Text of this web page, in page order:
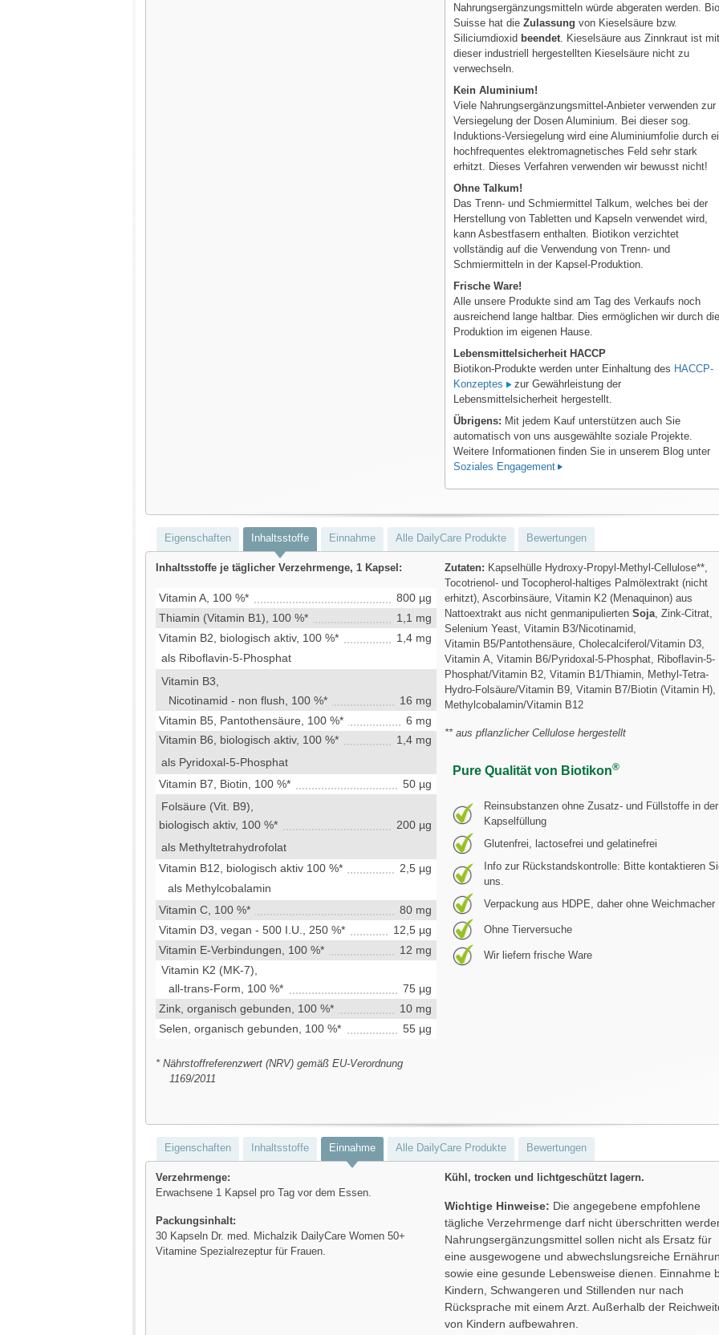
Nahrungsergänzungsmitteln würde abgeraten werden.
Suisse hat dieZulassung von Kieselsäure bzw.
Siliciumdioxid beendet. Kieselsäure aus Zinnkraut ist
dieser industriell hergestellten Kieselsäure nicht zu
verwechseln.
Kein Aluminium!
Viele Nahrungsergänzungsmittel-Anbieter verwenden zur
Versiegelung der Dosen Aluminium. Bei dieser sog.
Induktions-Versiegelung wird eine Aluminiumfolie durch
hochfrequentes elektromagnetisches Feld sehr stark
erhitzt. Dieses Verfahren verwenden wir bewusst nicht!
Ohne Talkum!
Das Trenn- und Schmiermittel Talkum, welches bei der
Herstellung von Tabletten und Kapseln verwendet wird,
kann Asbestfasern enthalten. Biotikon verzichtet
vollständig auf die Verwendung von Trenn- und
Schmiermitteln in der Kapsel-Produktion.
Frische Ware!
Alle unsere Produkte sind am Tag des Verkaufs noch
ausreichend lange haltbar. Dies ermöglichen wir durch
Produktion im eigenen Hause.
Lebensmittelsicherheit HACCP
Biotikon-Produkte werden unter Einhaltung des HACCP-
Konzeptes
zur Gewährleistung der
Lebensmittelsicherheit hergestellt.
Übrigens: Mit jedem Kauf unterstützen auch Sie
automatisch von uns ausgewählte soziale Projekte.
Weitere Informationen finden Sie in unserem Blog unter
Soziales Engagement
Eigenschaften Inhaltsstoffe Einnahme Alle DailyCare Produkte Bewertungen
Inhaltsstoffe je täglicher Verzehrmenge, 1 Kapsel:
Vitamin A, 100 %*
800 µg
Thiamin (Vitamin B1), 100 %*
1,1 mg
Vitamin B2, biologisch aktiv, 100 %*
1,4 mg
als Riboflavin-5-Phosphat
Vitamin B3,
Nicotinamid - non flush, 100 %*
16 mg
Vitamin B5, Pantothensäure, 100 %*
6 mg
Vitamin B6, biologisch aktiv, 100 %*
1,4 mg
als Pyridoxal-5-Phosphat
Vitamin B7, Biotin, 100 %*
50 µg
Folsäure (Vit. B9),
biologisch aktiv, 100 %*
200 µg
als Methyltetrahydrofolat
Vitamin B12, biologisch aktiv 100 %*
2,5 µg
als Methylcobalamin
Vitamin C, 100 %*
80 mg
Vitamin D3, vegan - 500 I.U., 250 %*
12,5 µg
Vitamin E-Verbindungen, 100 %*
12 mg
Vitamin K2 (MK-7),
all-trans-Form, 100 %*
75 µg
Zink, organisch gebunden, 100 %*
10 mg
Selen, organisch gebunden, 100 %*
55 µg
* Nährstoffreferenzwert (NRV) gemäß EU-Verordnung
1169/2011
Zutaten: Kapselhülle Hydroxy-Propyl-Methyl-Cellulose**,
Tocotrienol- und Tocopherol-haltiges Palmölextrakt (nicht
erhitzt), Ascorbinsäure, Vitamin K2 (Menaquinon) aus
Nattoextrakt aus nicht genmanipuliertenSoja, Zink-Citrat,
Selenium Yeast, Vitamin B3/Nicotinamid,
Vitamin B5/Pantothensäure, Cholecalciferol/Vitamin D3,
Vitamin A, Vitamin B6/Pyridoxal-5-Phosphat, Riboflavin-5-
Phosphat/Vitamin B2, Vitamin B1/Thiamin, Methyl-Tetra-
Hydro-Folsäure/Vitamin B9, Vitamin B7/Biotin (Vitamin H),
Methylcobalamin/Vitamin B12
** aus pflanzlicher Cellulose hergestellt
Pure Qualität von Biotikon®
Reinsubstanzen ohne Zusatz- und Füllstoffe in der
Kapselfüllung
Glutenfrei, lactosefrei und gelatinefrei
Info zur Rückstandskontrolle: Bitte kontaktieren
uns.
Verpackung aus HDPE, daher ohne Weichmacher
Ohne Tierversuche
Wir liefern frische Ware
Eigenschaften Inhaltsstoffe Einnahme Alle DailyCare Produkte Bewertungen
Verzehrmenge:
Erwachsene 1 Kapsel pro Tag vor dem Essen.
Packungsinhalt:
30 Kapseln Dr. med. Michalzik DailyCare Women 50+
Vitamine Spezialrezeptur für Frauen.
Kühl, trocken und lichtgeschützt lagern.
Wichtige Hinweise: Die angegebene empfohlene
tägliche Verzehrmenge darf nicht überschritten
Nahrungsergänzungsmittel sollen nicht als Ersatz für
eine ausgewogene und abwechslungsreiche
sowie eine gesunde Lebensweise dienen. Einnahme
Kindern, Schwangeren und Stillenden nur nach
Rücksprache mit einem Arzt. Außerhalb der
von Kindern aufbewahren.